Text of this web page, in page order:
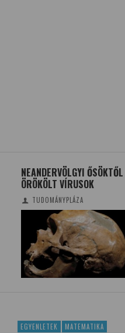
NEANDERVÖLGYI ŐSÖKTŐL
ÖRÖKÖLT VÍRUSOK
TUDOMÁNYPLÁZA
EGYENLETEK MATEMATIKA